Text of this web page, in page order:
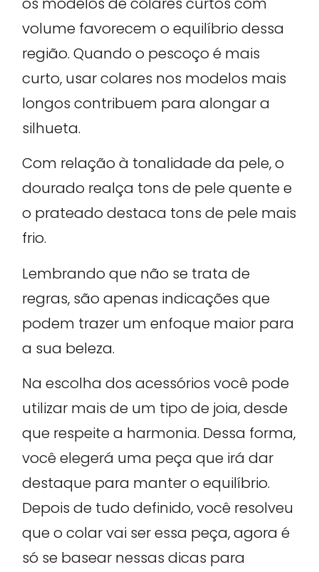
volume favorecem o equilíbrio dessa
região. Quando o pescoço é mais
curto, usar colares nos modelos mais
longos contribuem para alongar a
silhueta.
Com relação à tonalidade da pele, o
dourado realça tons de pele quente e
o prateado destaca tons de pele mais
frio.
Lembrando que não se trata de
regras, são apenas indicações que
podem trazer um enfoque maior para
a sua beleza.
Na escolha dos acessórios você pode
utilizar mais de um tipo de joia, desde
que respeite a harmonia. Dessa forma,
você elegerá uma peça que irá dar
destaque para manter o equilíbrio.
Depois de tudo definido, você resolveu
que o colar vai ser essa peça, agora é
só se basear nessas dicas para